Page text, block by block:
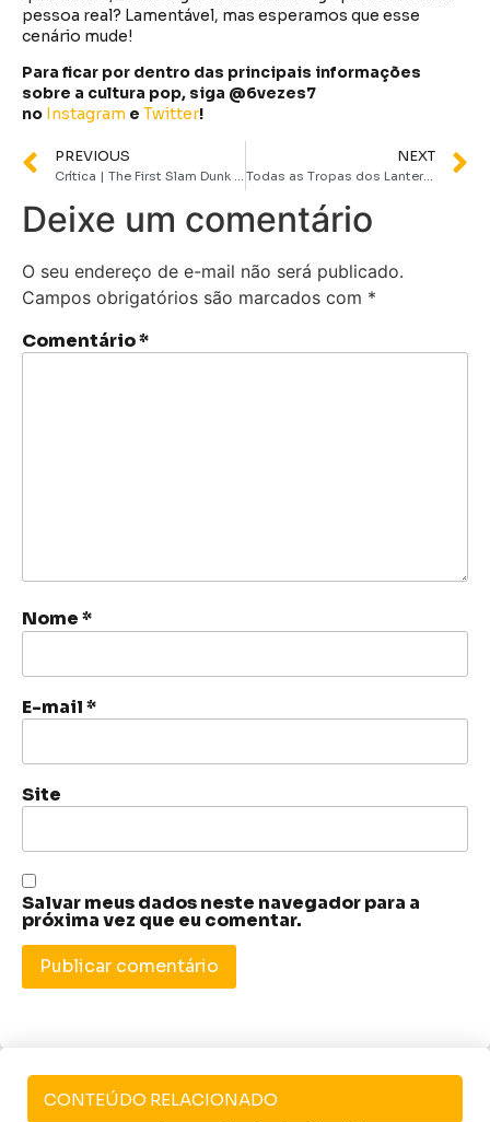
pessoa real? Lamentável, mas esperamos que esse
cenário mude!
Para ficar por dentro das principais informações
sobre a cultura pop, siga @6vezes7
no Instagram e Twitter!
PREVIOUS NEXT
Todas as Tropas dos Lanternas do Universo DC Comics
Deixe um comentário
O seu endereço de e-mail não será publicado.
Campos obrigatórios são marcados com *
Comentário*
Nome*
E-mail*
Site
Salvar meus dados neste navegador para a
próxima vez que eu comentar.
CONTEÚDO RELACIONADO